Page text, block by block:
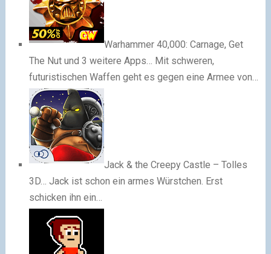
Warhammer 40,000: Carnage, Get
The Nut und 3 weitere Apps… Mit schweren,
futuristischen Waffen geht es gegen eine Armee von…
Jack & the Creepy Castle – Tolles
3D…
Jack ist schon ein armes Würstchen. Erst
schicken ihn ein…